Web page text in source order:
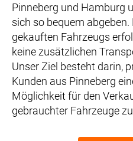
Pinneberg und Hamburg
sich so bequem abgeben.
gekauften Fahrzeugs
keine zusätzlichen
Unser Ziel besteht darin,
Kunden aus Pinneberg
Möglichkeit für den
gebrauchter Fahrzeuge